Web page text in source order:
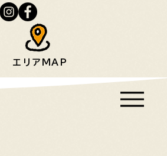
エリアMAP